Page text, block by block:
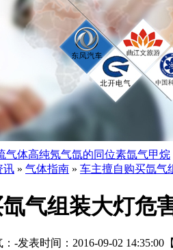
气体高纯氖气氙的同位素氙气甲烷
讯 » 气体指南 » 车主擅自购买氙气
气组装大灯危
-发表时间：2016-09-02 14:35:00